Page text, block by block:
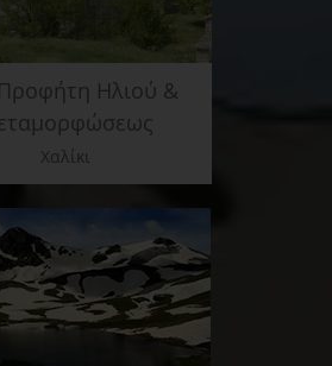
Ηλιού &
Χαλίκι